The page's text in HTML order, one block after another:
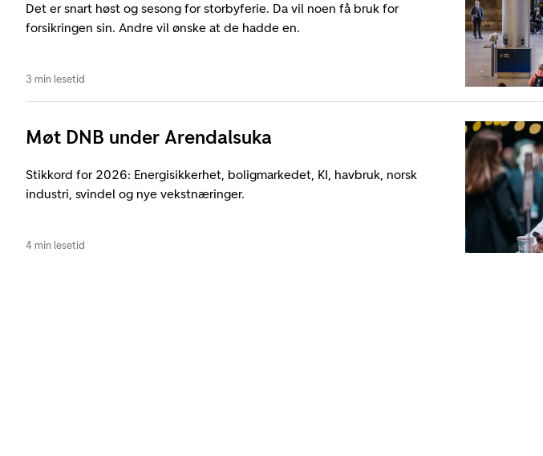
Det er snart høst og sesong for storbyferie. Da vil noen få bruk for
forsikringen sin. Andre vil ønske at de hadde en.
3 min lesetid
Møt DNB under Arendalsuka
Stikkord for 2026: Energisikkerhet, boligmarkedet, KI, havbruk, norsk
industri, svindel og nye vekstnæringer.
4 min lesetid